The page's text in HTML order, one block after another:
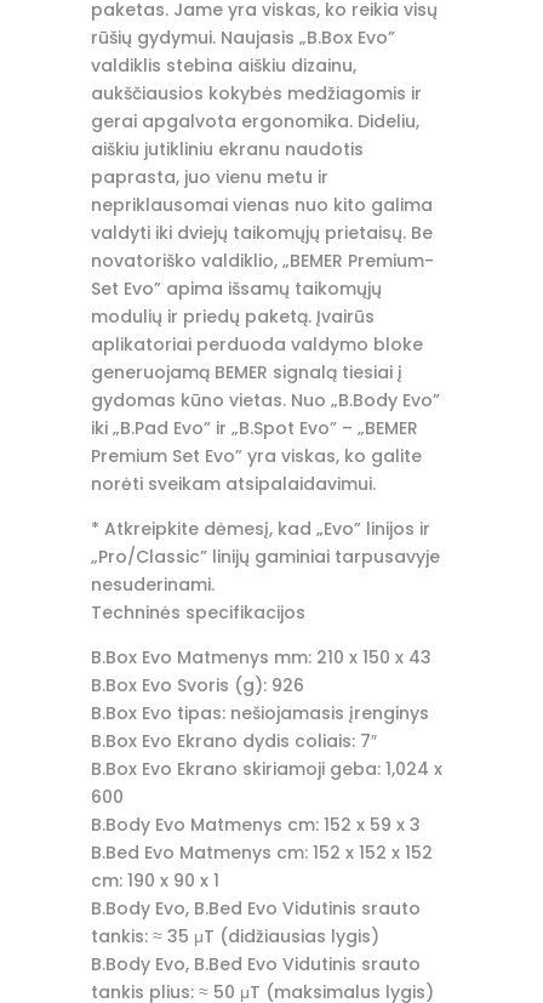
paketas. Jame yra viskas, ko reikia visų
rūšių gydymui. Naujasis „B.Box Evo”
valdiklis stebina aiškiu dizainu,
aukščiausios kokybės medžiagomis ir
gerai apgalvota ergonomika. Dideliu,
aiškiu jutikliniu ekranu naudotis
paprasta, juo vienu metu ir
nepriklausomai vienas nuo kito galima
valdyti iki dviejų taikomųjų prietaisų. Be
novatoriško valdiklio, „BEMER Premium-
Set Evo” apima išsamų taikomųjų
modulių ir priedų paketą. Įvairūs
aplikatoriai perduoda valdymo bloke
generuojamą BEMER signalą tiesiai į
gydomas kūno vietas. Nuo „B.Body Evo”
iki „B.Pad Evo” ir „B.Spot Evo” – „BEMER
Premium Set Evo” yra viskas, ko galite
norėti sveikam atsipalaidavimui.
* Atkreipkite dėmesį, kad „Evo” linijos ir
„Pro/Classic” linijų gaminiai tarpusavyje
nesuderinami.
Techninės specifikacijos
B.Box Evo Matmenys mm: 210 x 150 x 43
B.Box Evo Svoris (g): 926
B.Box Evo tipas: nešiojamasis įrenginys
B.Box Evo Ekrano dydis coliais: 7″
B.Box Evo Ekrano skiriamoji geba: 1,024 x
600
B.Body Evo Matmenys cm: 152 x 59 x 3
B.Bed Evo Matmenys cm: 152 x 152 x 152
cm: 190 x 90 x 1
B.Body Evo, B.Bed Evo Vidutinis srauto
tankis: ≈ 35 μT (didžiausias lygis)
B.Body Evo, B.Bed Evo Vidutinis srauto
tankis plius: ≈ 50 μT (maksimalus lygis)